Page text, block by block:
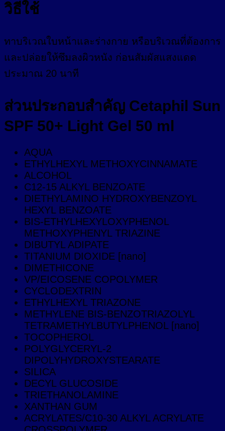
วิธีใช้
ทาบริเวณใบหน้าและร่างกาย หรือบริเวณที่ต้องการ
และปล่อยให้ซึมลงผิวหนัง ก่อนสัมผัสแสงแดด
ประมาณ 20 นาที
ส่วนประกอบสำคัญ Cetaphil Sun
SPF 50+ Light Gel 50 ml
AQUA
ETHYLHEXYL METHOXYCINNAMATE
ALCOHOL
C12-15 ALKYL BENZOATE
DIETHYLAMINO HYDROXYBENZOYL
HEXYL BENZOATE
BIS-ETHYLHEXYLOXYPHENOL
METHOXYPHENYL TRIAZINE
DIBUTYL ADIPATE
TITANIUM DIOXIDE [nano]
DIMETHICONE
VP/EICOSENE COPOLYMER
CYCLODEXTRIN
ETHYLHEXYL TRIAZONE
METHYLENE BIS-BENZOTRIAZOLYL
TETRAMETHYLBUTYLPHENOL [nano]
TOCOPHEROL
POLYGLYCERYL-2
DIPOLYHYDROXYSTEARATE
SILICA
DECYL GLUCOSIDE
TRIETHANOLAMINE
XANTHAN GUM
ACRYLATES/C10-30 ALKYL ACRYLATE